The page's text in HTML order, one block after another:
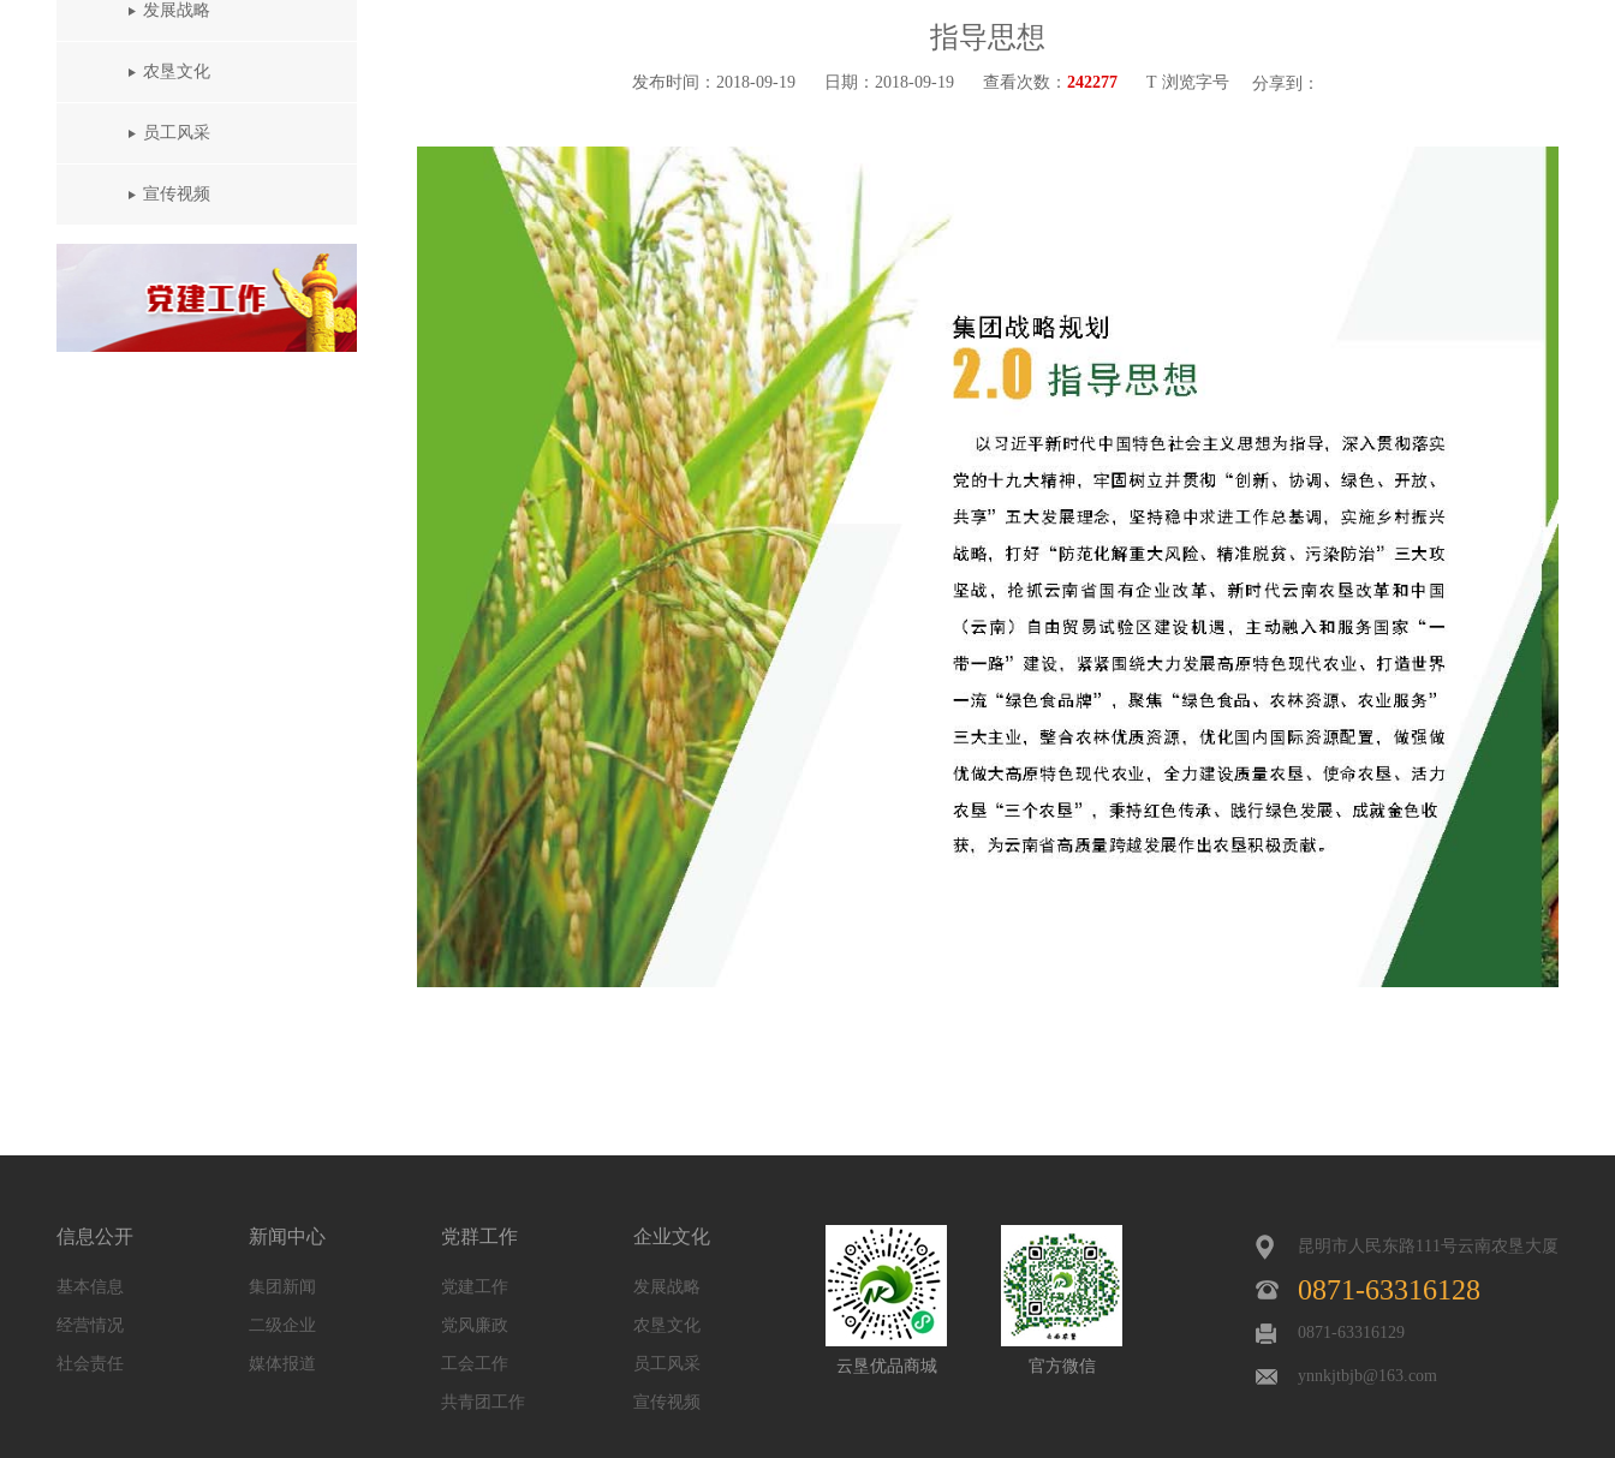
发展战略
农垦文化
员工风采
宣传视频
指导思想
发布时间：2018-09-19 日期：2018-09-19 查看次数： 242277 T 浏览字号 分享到：
信息公开
基本信息
经营情况
社会责任
新闻中心
集团新闻
二级企业
媒体报道
党群工作
党建工作
党风廉政
工会工作
共青团工作
企业文化
发展战略
农垦文化
员工风采
宣传视频
云垦优品商城 官方微信
昆明市人民东路111号云南农垦大厦
0871-63316128
0871-63316129
ynnkjtbjb@163.com